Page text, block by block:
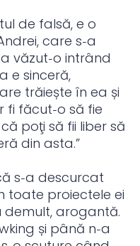
de falsă, e o
care s‑a
văzut‑o intrând
e sinceră,
trăiește în ea și
fi făcut‑o să fie
poţi să fii liber să
din asta.”
s‑a descurcat
toate proiectele ei
demult, arogantă.
și până n‑a